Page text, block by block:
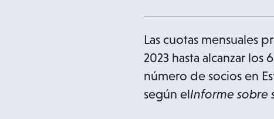
Las cuotas mensuales
2023 hasta alcanzar
número de socios en
según elInforme sobre